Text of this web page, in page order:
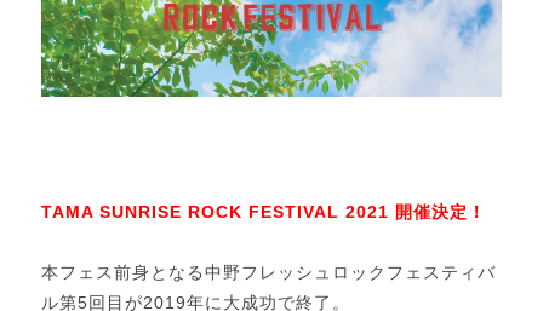
TAMA SUNRISE ROCK FESTIVAL 2021 開催決定！
本フェス前身となる中野フレッシュロックフェスティバ
ル第5回目が2019年に大成功で終了。